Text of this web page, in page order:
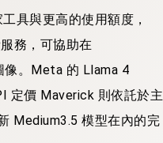
具與更高的使用額度，
務，可協助在
像。Meta 的 Llama 4
定價 Maverick 則依託於主
Medium3.5 模型在內的完